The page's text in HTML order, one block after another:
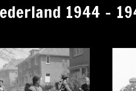
1944 -
Juliana op bezoek bij de
49ste Infanterie Divisie